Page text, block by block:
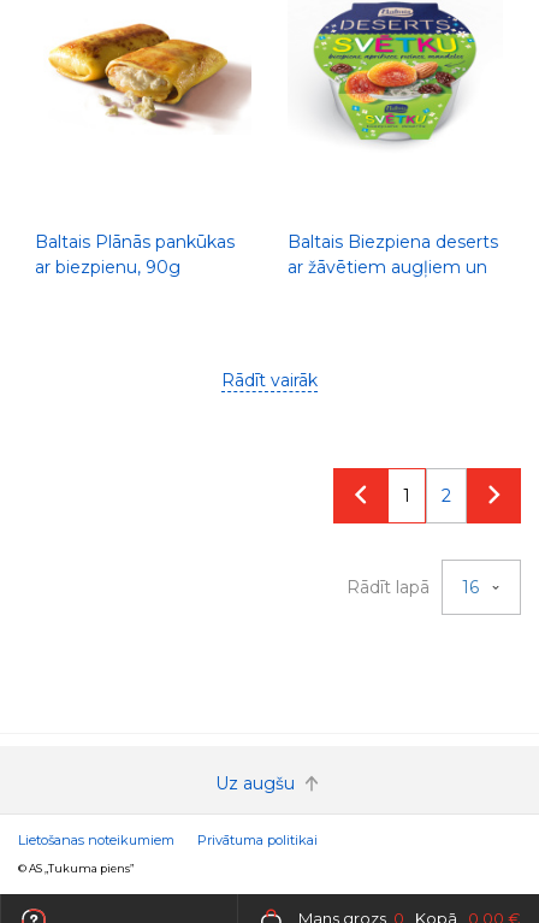
Mans grozs 0 Kopā 0.00 €
Baltais Plānās pankūkas
ar biezpienu, 90g
Baltais Biezpiena deserts
ar žāvētiem augļiem un
Rādīt vairāk
1 2
Rādīt lapā 16
Uz augšu
Lietošanas noteikumiem Privātuma politikai
© AS „Tukuma piens”